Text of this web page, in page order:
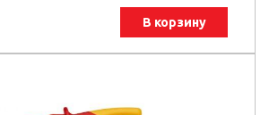
В корзину